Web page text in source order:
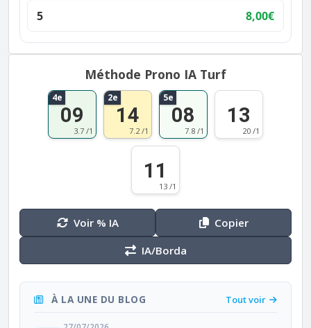
5
8,00€
Méthode Prono IA Turf
4e
09
3.7 /1
2e
14
7.2 /1
5e
08
7.8 /1
13
20 /1
11
13 /1
Voir % IA
Copier
IA/Borda
À LA UNE DU BLOG Tout voir